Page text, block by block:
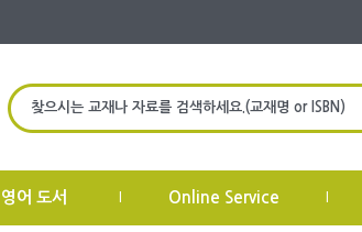
찾으시는 교재나 자료를 검색하세요.(교재명 or ISBN)
어 도서 Online Service